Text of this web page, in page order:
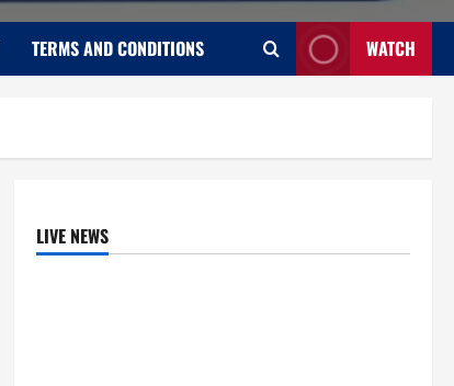
TERMS AND CONDITIONS WATCH
LIVE NEWS